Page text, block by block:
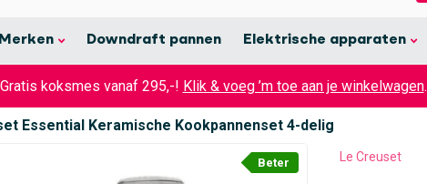
Downdraft pannen Elektrische apparaten
koksmes vanaf 295,-! Klik & voeg ’m toe aan je winkelwagen.
Essential Keramische Kookpannenset 4-delig
Beter Le Creuset